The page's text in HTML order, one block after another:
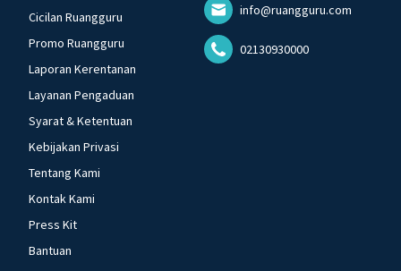
Cicilan Ruangguru
Promo Ruangguru
Laporan Kerentanan
Layanan Pengaduan
Syarat & Ketentuan
Kebijakan Privasi
Tentang Kami
Kontak Kami
Press Kit
Bantuan
info@ruangguru.com
02130930000